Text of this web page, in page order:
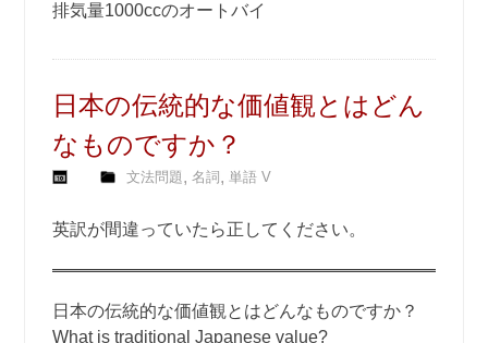
排気量1000ccのオートバイ
日本の伝統的な価値観とはどん
なものですか？
文法問題,名詞 ,単語 V
英訳が間違っていたら正してください。
日本の伝統的な価値観とはどんなものですか？
What is traditional Japanese value?